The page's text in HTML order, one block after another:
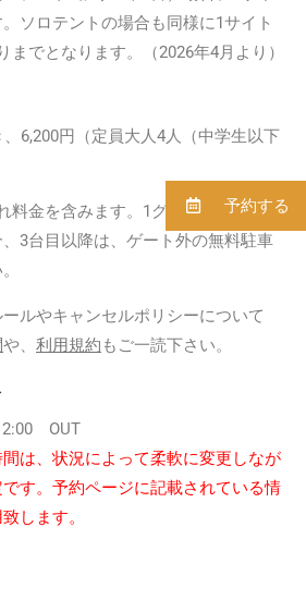
ソロテントの場合も同様に1サイト
までとなります。（2026年4月より）
6,200円（定員大人4人（中学生以下
金を含みます。 1 グループで3台以
3台目以降は、ゲート外の無料駐車
ルやキャンセルポリシーについて
や、 利用規約 もご一読下さい。
OUT
は、状況によって柔軟に変更しなが
す。予約ページに記載されている情
します。
予約する